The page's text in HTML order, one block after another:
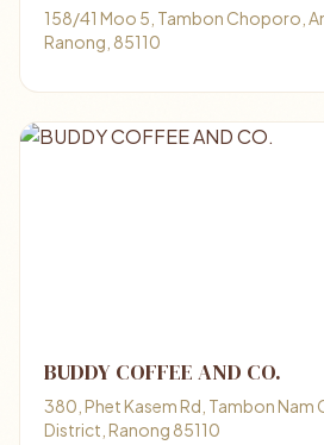
158/41 Moo 5, Tambon Choporo,
Ranong, 85110
BUDDY COFFEE AND CO.
380, Phet Kasem Rd, Tambon Nam
District, Ranong 85110